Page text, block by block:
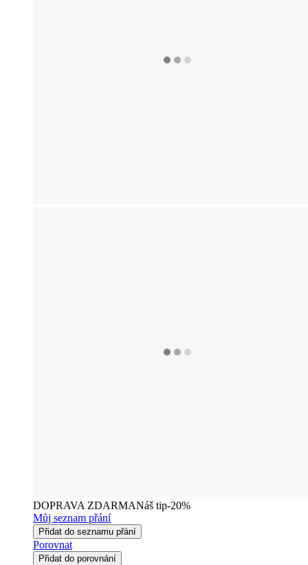
DOPRAVA ZDARMANáš tip-20%
Můj seznam přání
Přidat do seznamu přání
Porovnat
Přidat do porovnání